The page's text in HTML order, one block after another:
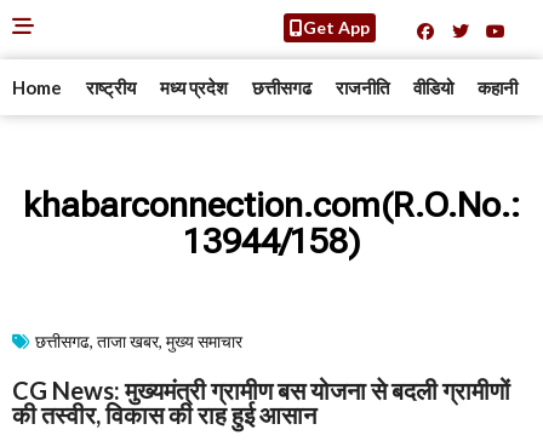
Get App
Home राष्ट्रीय मध्य प्रदेश छत्तीसगढ राजनीति वीडियो कहानी
khabarconnection.com(R.O.No.:
13944/158)
छत्तीसगढ, ताजा खबर, मुख्य समाचार​
CG News: मुख्यमंत्री ग्रामीण बस योजना से बदली ग्रामीणों
की तस्वीर, विकास की राह हुई आसान